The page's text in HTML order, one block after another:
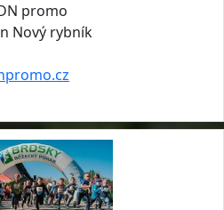
promo
Nový rybník